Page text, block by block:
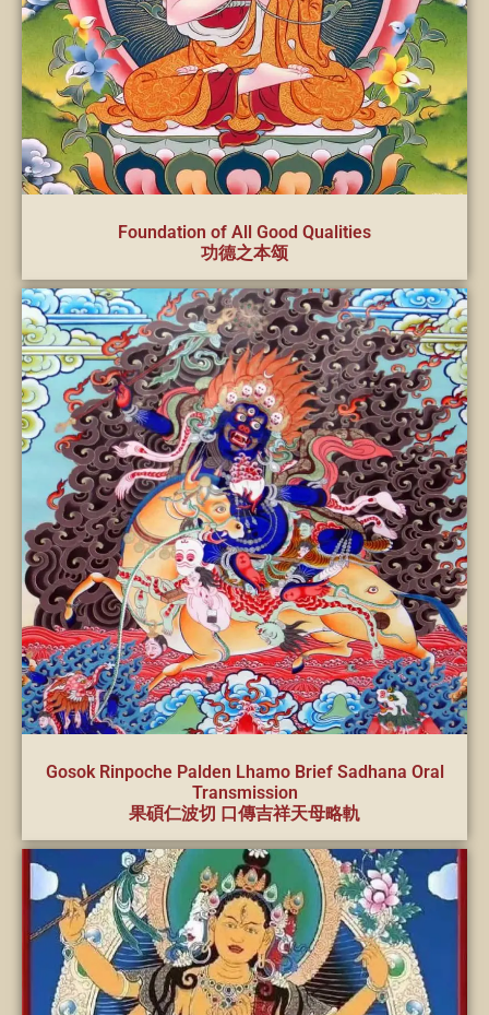
Foundation of All Good Qualities
功德之本颂
Gosok Rinpoche Palden Lhamo Brief Sadhana Oral
Transmission
果碩仁波切 口傳吉祥天母略軌